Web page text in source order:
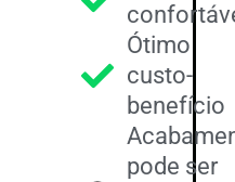
Ótimo
custo-
benefício
pode ser